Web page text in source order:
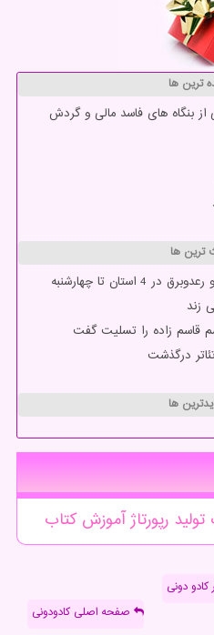
ترین ها
بنگاه های فاسد مالی و گردش
ترین ها
تا چهارشنبه
زند
قاسم زاده را تسلیت گفت
درگذشت
ها
تولید رپورتاژآموزشكتاب
کادو دونی
صفحه اصلی کادودونی